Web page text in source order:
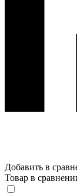
Добавить в
Товар в